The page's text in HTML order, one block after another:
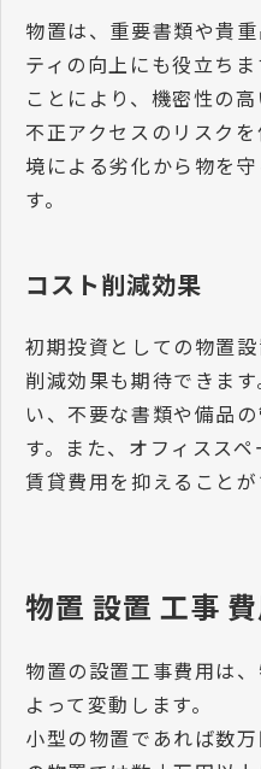
物置は、重要書類や貴
ティの向上にも役立ち
ことにより、機密性の
不正アクセスのリスク
境による劣化から物を
す。
コスト削減効果
初期投資としての物置
削減効果も期待できま
い、不要な書類や備品
す。また、オフィススペ
賃貸費用を抑えることが
物置 設置 工事
物置の設置工事費用は
よって変動します。
小型の物置であれば数